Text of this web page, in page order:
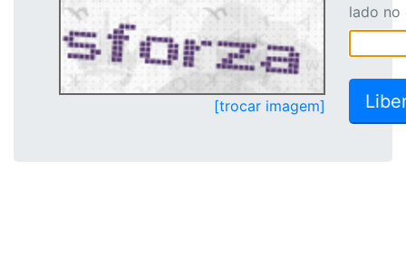
[trocar imagem]
lado no